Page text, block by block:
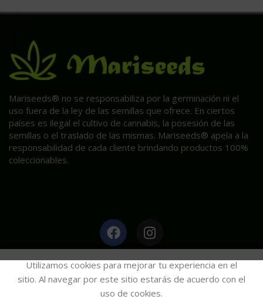
Mariseeds® no se responsabiliza por la germinación ni el
uso fuera de la ley de las semillas que ofrece. En ciertos
países es ilegal el cultivo de cannabis, la posesión de las
semillas o el traslado de las mismas. Mariseeds® apela a la
responsabilidad de cada cliente brindando productos 100%
coleccionables.
HAGA CLIC AQUÍ PARA INFORMACIÓN POST VENTA.
Utilizamos cookies para mejorar tu experiencia en el
sitio. Al navegar por este sitio estarás de acuerdo con el
uso de cookies.